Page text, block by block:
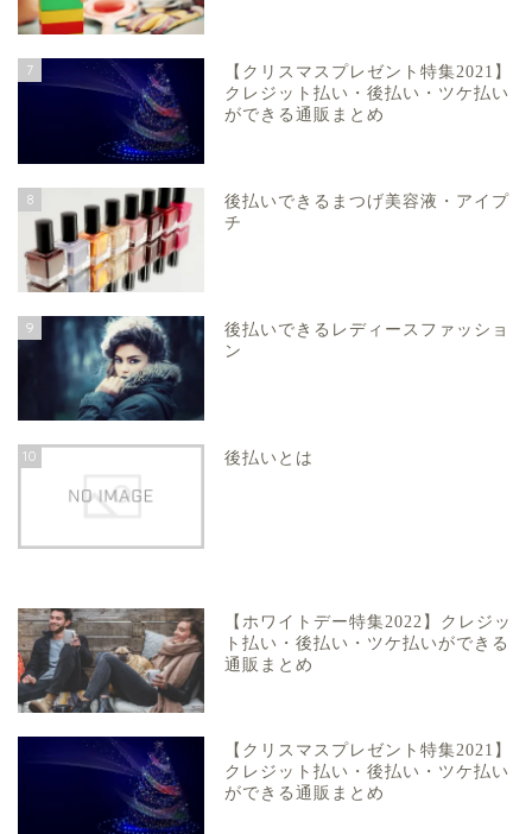
7
【クリスマスプレゼント特集2021】
クレジット払い・後払い・ツケ払い
ができる通販まとめ
8
後払いできるまつげ美容液・アイプ
チ
9
後払いできるレディースファッショ
ン
10 後払いとは
【ホワイトデー特集2022】クレジッ
ト払い・後払い・ツケ払いができる
通販まとめ
【クリスマスプレゼント特集2021】
クレジット払い・後払い・ツケ払い
ができる通販まとめ